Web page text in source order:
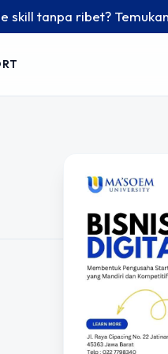
tanpa ribet? Temukan